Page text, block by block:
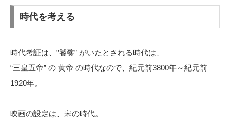
時代を考える
時代考証は、”饕餮” がいたとされる時代は、
“三皇五帝” の 黄帝 の時代なので、紀元前3800年～紀元前
1920年。
映画の設定は、宋の時代。